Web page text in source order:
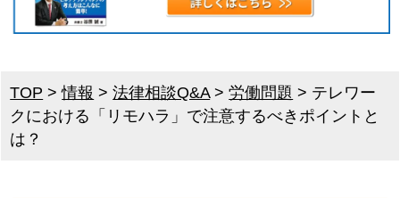
TOP >情報 >法律相談Q&A>労働問題 > テレワー
クにおける「リモハラ」で注意するべきポイントと
は？